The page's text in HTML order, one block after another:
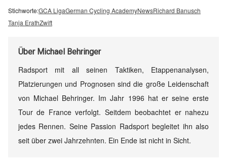
Stichworte:GCA LigaGerman Cycling AcademyNewsRichard Banusch
Tanja ErathZwift
Über Michael Behringer
Radsport mit all seinen Taktiken, Etappenanalysen,
Platzierungen und Prognosen sind die große Leidenschaft
von Michael Behringer. Im Jahr 1996 hat er seine erste
Tour de France verfolgt. Seitdem beobachtet er nahezu
jedes Rennen. Seine Passion Radsport begleitet ihn also
seit über zwei Jahrzehnten. Ein Ende ist nicht in Sicht.